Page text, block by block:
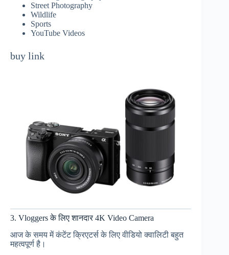
Street Photography
Wildlife
Sports
YouTube Videos
buy link
3. Vloggers के लिए शानदार 4K Video Camera
आज के समय में कंटेंट क्रिएटर्स के लिए वीडियो क्वालिटी बहुत
महत्वपूर्ण है।